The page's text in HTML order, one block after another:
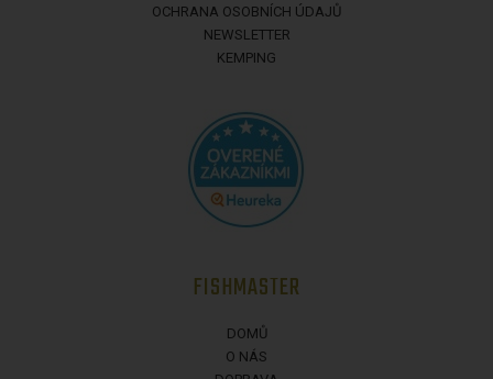
OCHRANA OSOBNÍCH ÚDAJŮ
NEWSLETTER
KEMPING
FISHMASTER
DOMŮ
O NÁS